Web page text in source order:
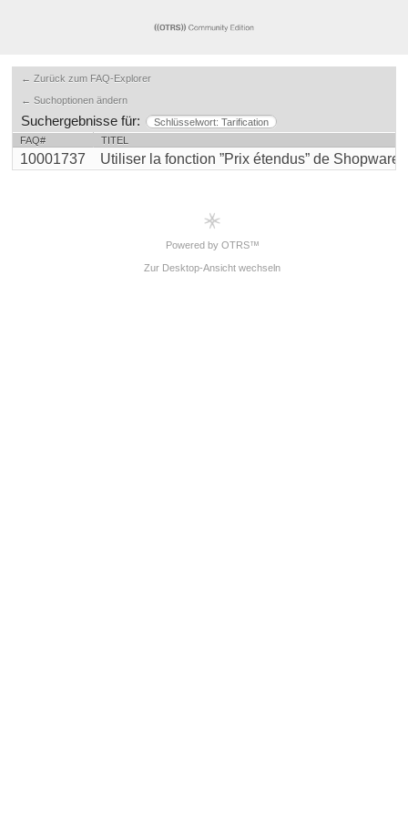
← Zurück zum FAQ-Explorer
← Suchoptionen ändern
Suchergebnisse für:
Schlüsselwort: Tarification
FAQ#
TITEL
10001737 Utiliser la fonction ”Prix étendus” de Shopware
Powered by OTRS™
Zur Desktop-Ansicht wechseln